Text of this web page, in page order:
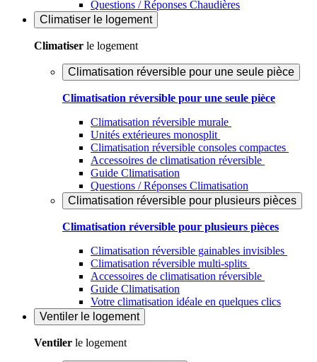
Questions / Réponses Chaudières
Climatiser le logement
Climatiser le logement
Climatisation réversible pour une seule pièce
Climatisation réversible pour une seule pièce
Climatisation réversible murale
Unités extérieures monosplit
Climatisation réversible consoles compactes
Accessoires de climatisation réversible
Guide Climatisation
Questions / Réponses Climatisation
Climatisation réversible pour plusieurs pièces
Climatisation réversible pour plusieurs pièces
Climatisation réversible gainables invisibles
Climatisation réversible multi-splits
Accessoires de climatisation réversible
Guide Climatisation
Votre climatisation idéale en quelques clics
Ventiler le logement
Ventiler le logement